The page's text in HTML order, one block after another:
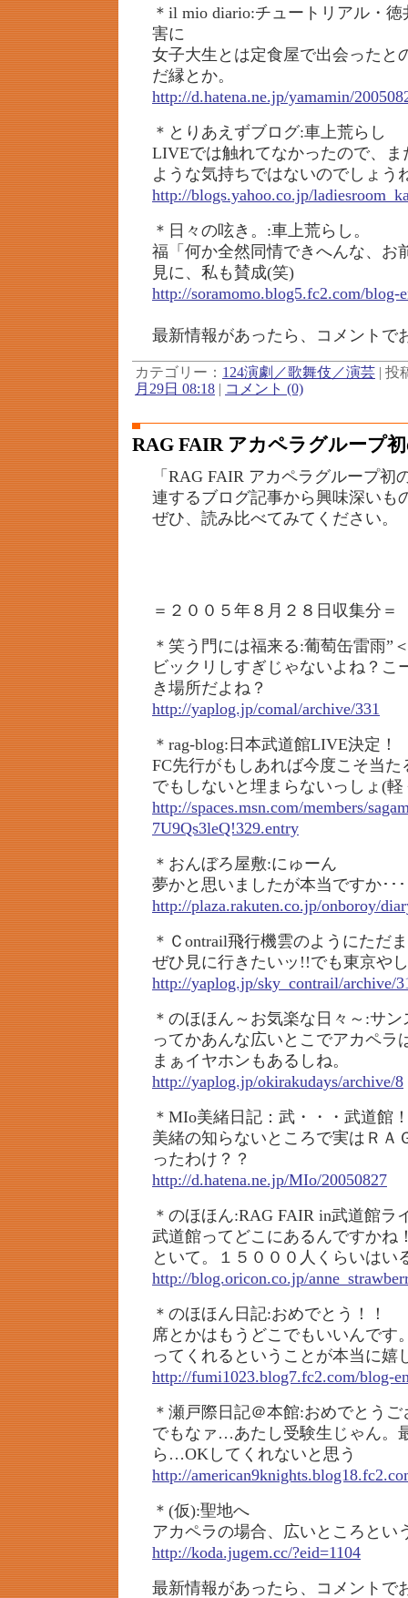
＊il mio diario:チュートリアル・
害に
女子大生とは定食屋で出会ったと
だ縁とか。
http://d.hatena.ne.jp/yamamin/
＊とりあえずブログ:車上荒らし
LIVEでは触れてなかったので、
ような気持ちではないのでしょう
http://blogs.yahoo.co.jp/
＊日々の呟き。:車上荒らし。
福「何か全然同情できへんな、お
見に、私も賛成(笑)
http://soramomo.blog5.fc2.com/blog-
最新情報があったら、コメントで
カテゴリー： 124演劇／歌舞伎／演芸 | 投
月29日 08:18 | コメント (0)
RAG FAIR アカペラグループ
「RAG FAIR アカペラグループ初
連するブログ記事から興味深いも
ぜひ、読み比べてみてください。
＝２００５年８月２８日収集分＝
＊笑う門には福来る:葡萄缶雷雨”
ビックリしすぎじゃないよね？こ
き場所だよね？
http://yaplog.jp/comal/archive/331
＊rag-blog:日本武道館LIVE決定！
FC先行がもしあれば今度こそ当
でもしないと埋まらないっしょ(軽
http://spaces.msn.com/members/
7U9Qs3leQ!329.entry
＊おんぼろ屋敷:にゅーん
夢かと思いましたが本当ですか･･
http://plaza.rakuten.co.jp/onboroy/
＊Ｃontrail飛行機雲のようにただ
ぜひ見に行きたいッ!!でも東京や
http://yaplog.jp/sky_contrail/archive/
＊のほほん～お気楽な日々～:サ
ってかあんな広いとこでアカペラ
まぁイヤホンもあるしね。
http://yaplog.jp/okirakudays/archive/8
＊MIo美緒日記：武・・・武道館
美緒の知らないところで実はＲＡ
ったわけ？？
http://d.hatena.ne.jp/MIo/20050827
＊のほほん:RAG FAIR in武道館ラ
武道館ってどこにあるんですかね
といて。１５０００人くらいはい
http://blog.oricon.co.jp/
＊のほほん日記:おめでとう！！
席とかはもうどこでもいいんです
ってくれるということが本当に嬉
http://fumi1023.blog7.fc2.com/blog-
＊瀬戸際日記＠本館:おめでとう
でもなァ…あたし受験生じゃん。
ら…OKしてくれないと思う
http://
＊(仮):聖地へ
アカペラの場合、広いところとい
http://koda.jugem.cc/?eid=1104
最新情報があったら、コメントで